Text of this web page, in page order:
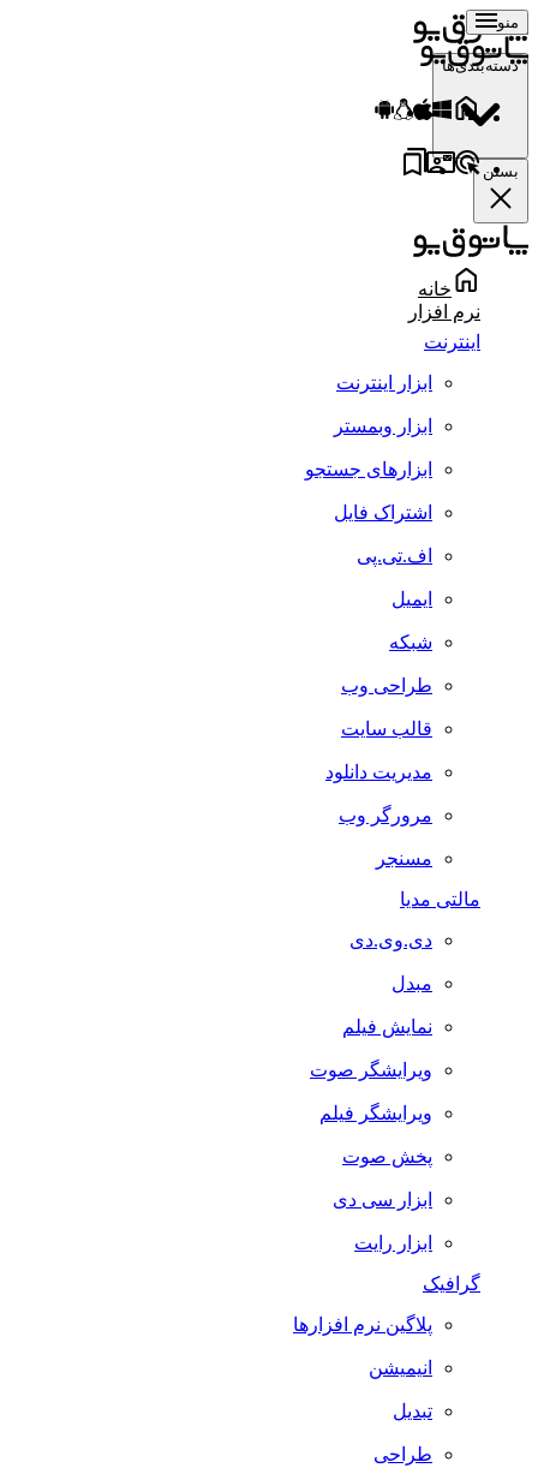
منو
دسته‌بندی‌ها
بستن
خانه
نرم افزار
اینترنت
ابزار اینترنت
ابزار وبمستر
ابزارهای جستجو
اشتراک فایل
اف.تی.پی
ایمیل
شبکه
طراحی وب
قالب سایت
مدیریت دانلود
مرورگر وب
مسنجر
مالتی مدیا
دی.وی.دی
مبدل
نمایش فیلم
ویرایشگر صوت
ویرایشگر فیلم
پخش صوت
ابزار سی دی
ابزار رایت
گرافیک
پلاگین نرم افزارها
انیمیشن
تبدیل
طراحی